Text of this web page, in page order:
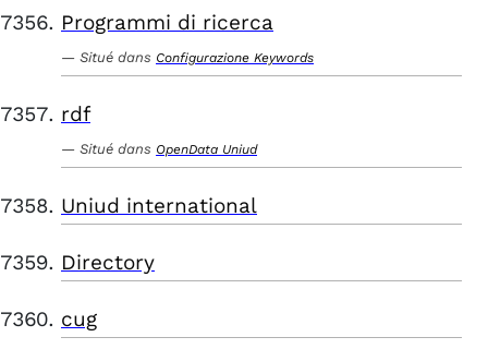
Programmi di ricerca
Situé dans Configurazione Keywords
rdf
Situé dans OpenData Uniud
Uniud international
Directory
cug